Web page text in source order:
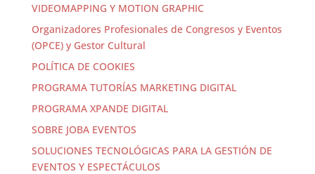
VIDEOMAPPING Y MOTION GRAPHIC
Organizadores Profesionales de Congresos y Eventos
(OPCE) y Gestor Cultural
POLÍTICA DE COOKIES
PROGRAMA TUTORÍAS MARKETING DIGITAL
PROGRAMA XPANDE DIGITAL
SOBRE JOBA EVENTOS
SOLUCIONES TECNOLÓGICAS PARA LA GESTIÓN DE
EVENTOS Y ESPECTÁCULOS